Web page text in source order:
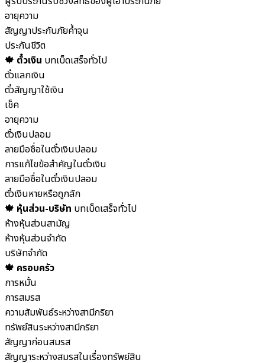
อายุความ
สัญญาประกันภัยค้ำจุน
ประกันชีวิต
🍁 ตั๋วเงิน บทเบ็ดเสร็จทั่วไป
ตั๋วแลกเงิน
ตั๋วสัญญาใช้เงิน
เช็ค
อายุความ
ตั๋วเงินปลอม
ลายมือชื่อในตั๋วเงินปลอม
การแก้ไขข้อสำคัญในตั๋วเงิน
ลายมือชื่อในตั๋วเงินปลอม
ตั๋วเงินหายหรือถูกลัก
🍁 หุ้นส่วน-บริษัท บทเบ็ดเสร็จทั่วไป
ห้างหุ้นส่วนสามัญ
ห้างหุ้นส่วนจำกัด
บริษัทจำกัด
🍁 ครอบครัว
การหมั้น
การสมรส
ความสัมพันธ์ระหว่างสามีภริยา
ทรัพย์สินระหว่างสามีภริยา
สัญญาก่อนสมรส
สัญญาระหว่างสมรสในเรื่องทรัพย์สิน